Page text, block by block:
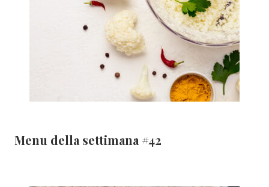
Menu della settimana #42